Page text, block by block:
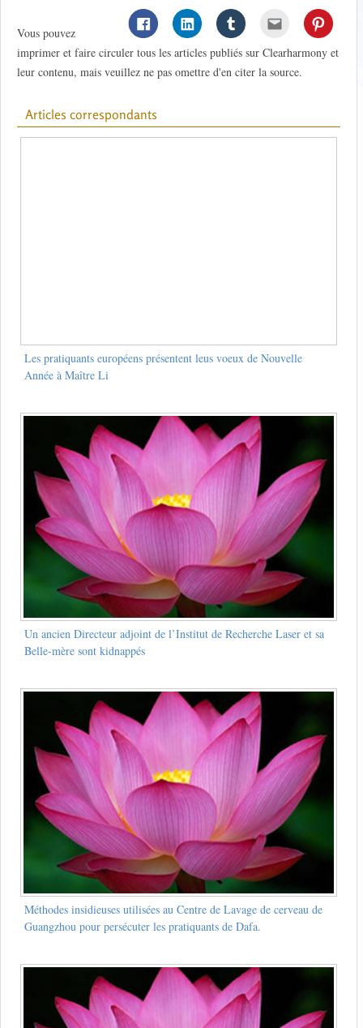
Vous pouvez
imprimer et faire circuler tous les articles publiés sur Clearharmony et
leur contenu, mais veuillez ne pas omettre d'en citer la source.
Articles correspondants
Les pratiquants européens présentent leus voeux de Nouvelle
Année à Maître Li
Un ancien Directeur adjoint de l’Institut de Recherche Laser et sa
Belle-mère sont kidnappés
Méthodes insidieuses utilisées au Centre de Lavage de cerveau de
Guangzhou pour persécuter les pratiquants de Dafa.